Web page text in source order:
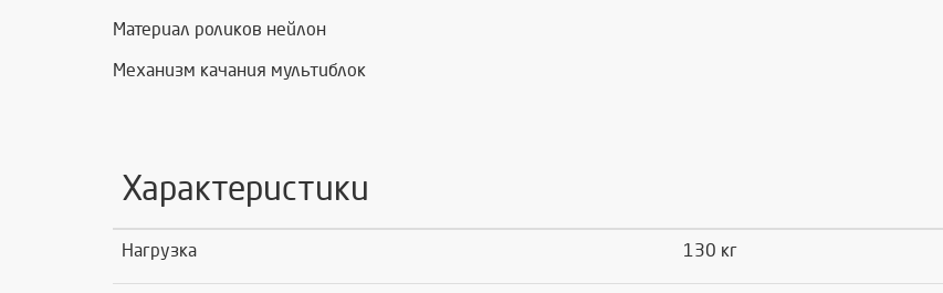
Материал роликов нейлон
Механизм качания мультиблок
Характеристики
Нагрузка 130 кг